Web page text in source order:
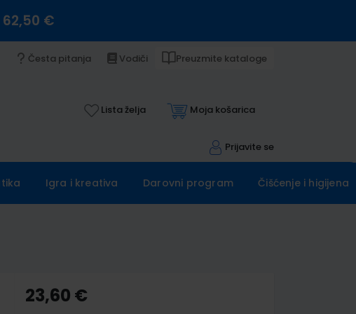
€
Česta pitanja Vodiči Preuzmite kataloge
Lista želja Moja košarica
Prijavite se
Igra i kreativa Darovni program Čišćenje i higijena
23,60 €